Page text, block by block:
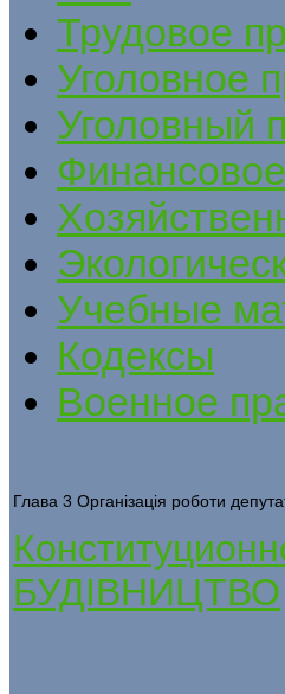
Трудовое
Уголовное
Уголовный
Учебные
Кодексы
Военное
Глава 3 Організація роботи
БУДІВНИЦТВО